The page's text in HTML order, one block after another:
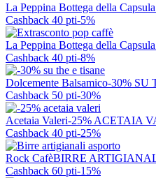
La Peppina Bottega della
Cashback 40 pti-5%
La Peppina Bottega della
Cashback 40 pti-8%
Dolcemente Balsamico-30% SU
Cashback 50 pti-30%
Acetaia Valeri-25% ACETAIA
Cashback 40 pti-25%
Rock CafèBIRRE
Cashback 60 pti-15%